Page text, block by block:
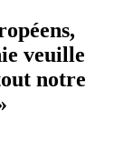
veuille
notre